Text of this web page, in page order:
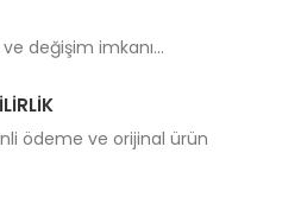
değişim imkanı...
ödeme ve orijinal ürün